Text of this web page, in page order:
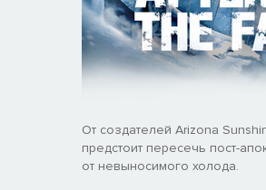
От создателей Arizona
предстоит пересечь пост-
от невыносимого холода.